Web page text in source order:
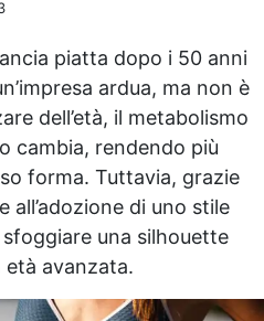
piatta dopo i 50 anni
ardua, ma non è
dell’età, il metabolismo
cambia, rendendo più
forma. Tuttavia, grazie
all’adozione di uno stile
una silhouette
età avanzata.